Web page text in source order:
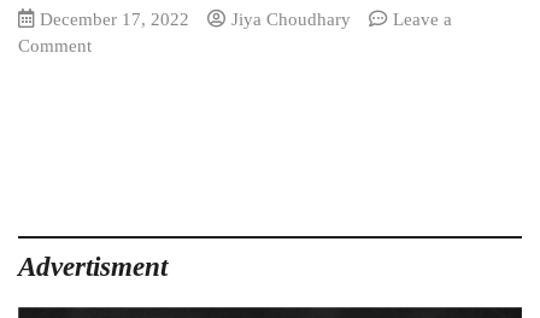
December 17, 2022 Jiya Choudhary
Leave a
Commenton
टाटा
सहित
10
Advertisment